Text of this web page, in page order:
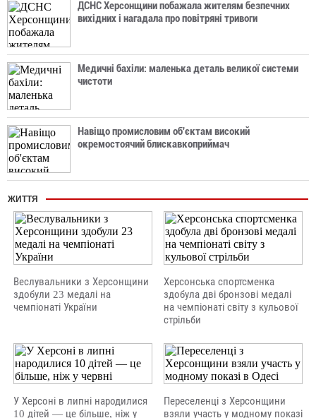
ДСНС Херсонщини побажала жителям безпечних
вихідних і нагадала про повітряні тривоги
Медичні бахіли: маленька деталь великої системи
чистоти
Навіщо промисловим об'єктам високий
окремостоячий блискавкоприймач
ЖИТТЯ
Веслувальники з Херсонщини
здобули 23 медалі на
чемпіонаті України
Херсонська спортсменка
здобула дві бронзові медалі
на чемпіонаті світу з кульової
стрільби
У Херсоні в липні народилися
10 дітей — це більше, ніж у
Переселенці з Херсонщини
взяли участь у модному показі